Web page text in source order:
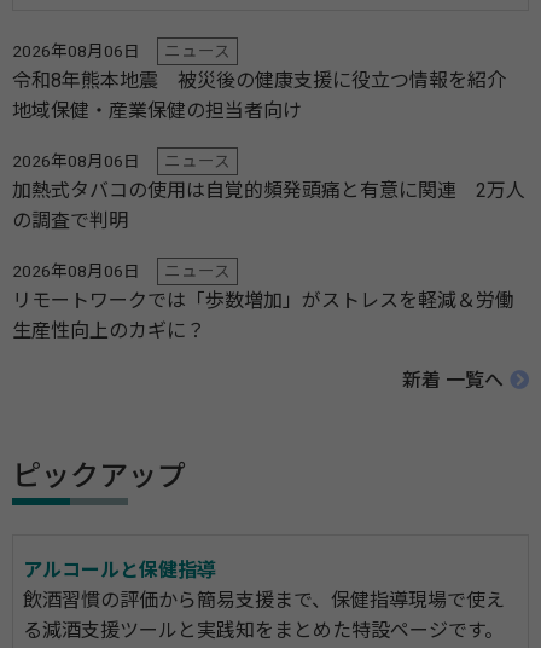
2026年08月06日 ニュース
令和8年熊本地震 被災後の健康支援に役立つ情報を紹介
地域保健・産業保健の担当者向け
2026年08月06日 ニュース
加熱式タバコの使用は自覚的頻発頭痛と有意に関連 2万人
の調査で判明
2026年08月06日 ニュース
リモートワークでは「歩数増加」がストレスを軽減＆労働
生産性向上のカギに？
新着 一覧へ
ピックアップ
アルコールと保健指導
飲酒習慣の評価から簡易支援まで、保健指導現場で使え
る減酒支援ツールと実践知をまとめた特設ページです。